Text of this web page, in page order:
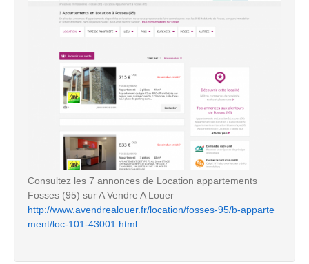
Consultez les 7 annonces de Location appartements
Fosses (95) sur A Vendre A Louer
http://www.avendrealouer.fr/location/fosses-95/b-apparte
ment/loc-101-43001.html